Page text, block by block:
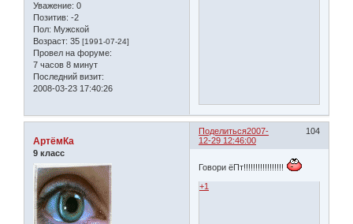
Уважение: 0
Позитив: -2
Пол: Мужской
Возраст: 35 [1991-07-24]
Провел на форуме:
7 часов 8 минут
Последний визит:
2008-03-23 17:40:26
Поделиться 104
2007-
12-29 12:46:00
АртёмКа
9 класс
Говори ёПт!!!!!!!!!!!!!!!!!
+1